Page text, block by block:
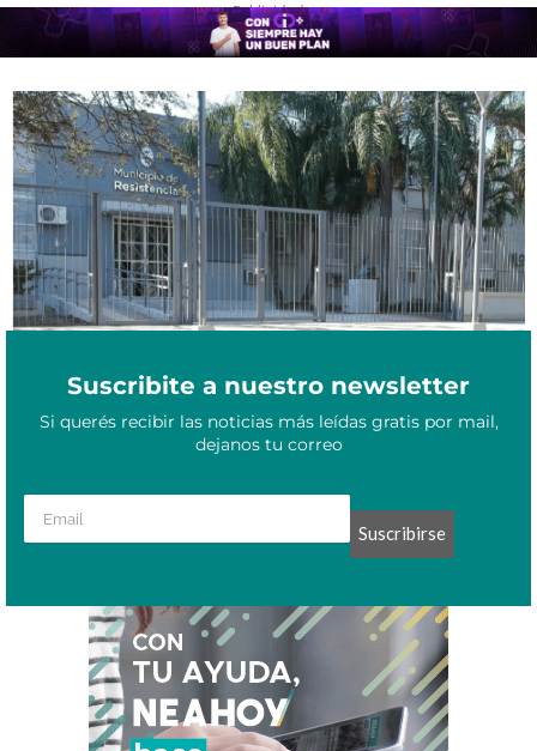
- Publicidad -
Los intentos del Intendente de Resistencia por frenar el ingreso
de nuevos empleados al municipio por 10 años
Septiembre 2, 2022
Suscribite a nuestro newsletter
Si querés recibir las noticias más leídas gratis por mail,
dejanos tu correo
Suscribirse